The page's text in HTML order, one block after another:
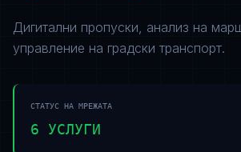
Дигитални пропуски, анализ на
управление на градски транспорт.
СТАТУС НА МРЕЖАТА
6 УСЛУГИ